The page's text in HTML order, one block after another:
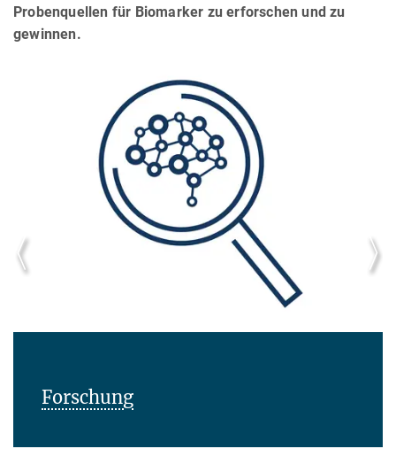
Probenquellen für Biomarker zu erforschen und zu
gewinnen.
Forschung